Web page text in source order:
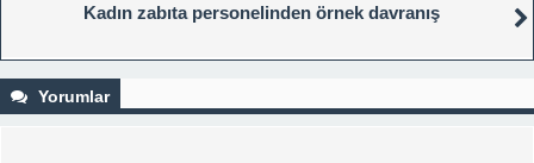
Kadın zabıta personelinden örnek davranış
Yorumlar